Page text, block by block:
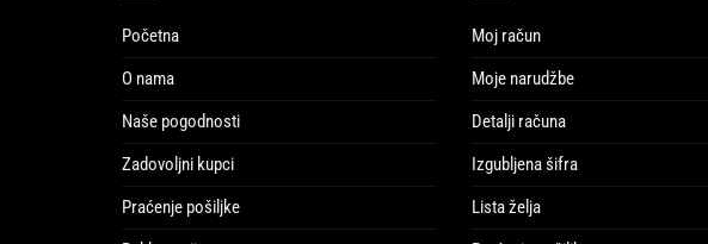
Početna
O nama
Naše pogodnosti
Zadovoljni kupci
Praćenje pošiljke
Moj račun
Moje narudžbe
Detalji računa
Izgubljena šifra
Lista želja